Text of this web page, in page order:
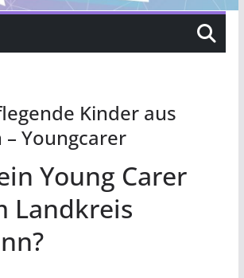
Kinder aus
Youngcarer
Young Carer
Landkreis